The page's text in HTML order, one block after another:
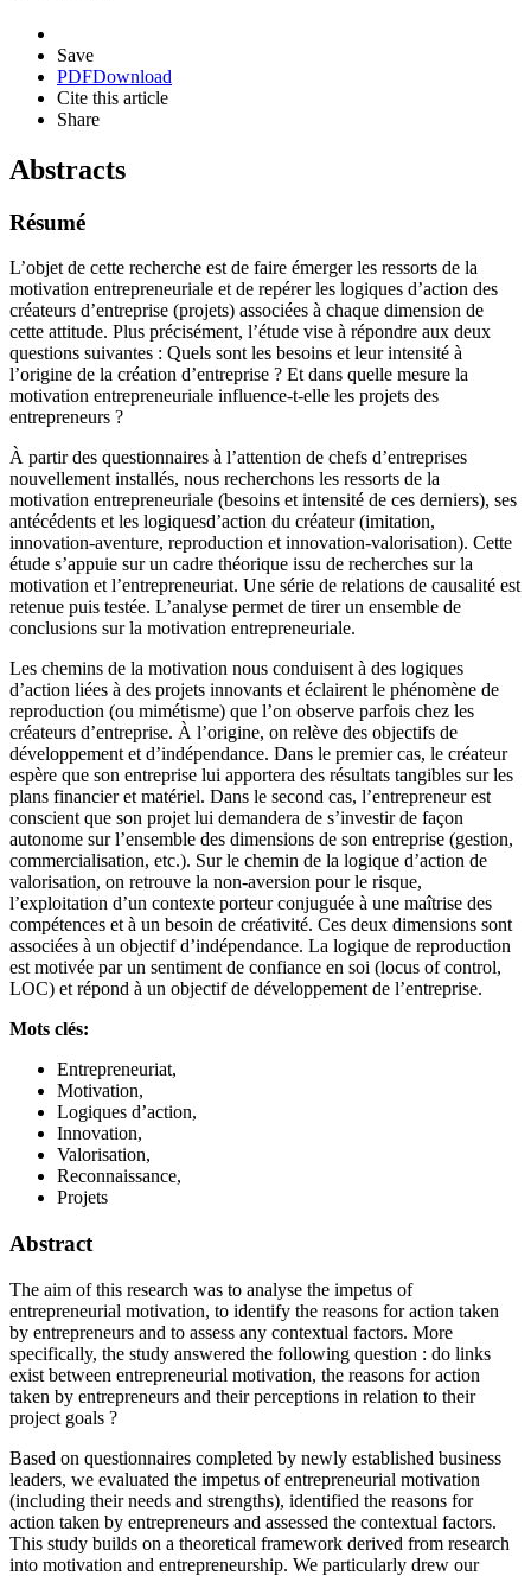
Save
PDFDownload
Cite this article
Share
Abstracts
Résumé
L’objet de cette recherche est de faire émerger les ressorts de la
motivation entrepreneuriale et de repérer les logiques d’action des
créateurs d’entreprise (projets) associées à chaque dimension de
cette attitude. Plus précisément, l’étude vise à répondre aux deux
questions suivantes : Quels sont les besoins et leur intensité à
l’origine de la création d’entreprise ? Et dans quelle mesure la
motivation entrepreneuriale influence-t-elle les projets des
entrepreneurs ?
À partir des questionnaires à l’attention de chefs d’entreprises
nouvellement installés, nous recherchons les ressorts de la
motivation entrepreneuriale (besoins et intensité de ces derniers), ses
antécédents et les logiquesd’action du créateur (imitation,
innovation-aventure, reproduction et innovation-valorisation). Cette
étude s’appuie sur un cadre théorique issu de recherches sur la
motivation et l’entrepreneuriat. Une série de relations de causalité est
retenue puis testée. L’analyse permet de tirer un ensemble de
conclusions sur la motivation entrepreneuriale.
Les chemins de la motivation nous conduisent à des logiques
d’action liées à des projets innovants et éclairent le phénomène de
reproduction (ou mimétisme) que l’on observe parfois chez les
créateurs d’entreprise. À l’origine, on relève des objectifs de
développement et d’indépendance. Dans le premier cas, le créateur
espère que son entreprise lui apportera des résultats tangibles sur les
plans financier et matériel. Dans le second cas, l’entrepreneur est
conscient que son projet lui demandera de s’investir de façon
autonome sur l’ensemble des dimensions de son entreprise (gestion,
commercialisation, etc.). Sur le chemin de la logique d’action de
valorisation, on retrouve la non-aversion pour le risque,
l’exploitation d’un contexte porteur conjuguée à une maîtrise des
compétences et à un besoin de créativité. Ces deux dimensions sont
associées à un objectif d’indépendance. La logique de reproduction
est motivée par un sentiment de confiance en soi (locus of control,
LOC) et répond à un objectif de développement de l’entreprise.
Mots clés:
Entrepreneuriat,
Motivation,
Logiques d’action,
Innovation,
Valorisation,
Reconnaissance,
Projets
Abstract
The aim of this research was to analyse the impetus of
entrepreneurial motivation, to identify the reasons for action taken
by entrepreneurs and to assess any contextual factors. More
specifically, the study answered the following question : do links
exist between entrepreneurial motivation, the reasons for action
taken by entrepreneurs and their perceptions in relation to their
project goals ?
Based on questionnaires completed by newly established business
leaders, we evaluated the impetus of entrepreneurial motivation
(including their needs and strengths), identified the reasons for
action taken by entrepreneurs and assessed the contextual factors.
This study builds on a theoretical framework derived from research
into motivation and entrepreneurship. We particularly drew our